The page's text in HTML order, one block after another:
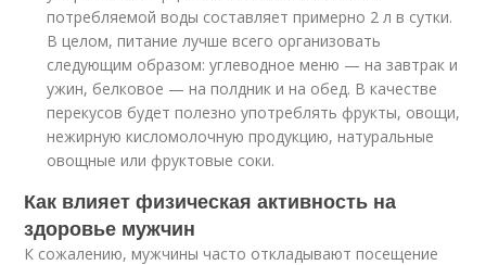
потребляемой воды составляет примерно 2 л в сутки.
В целом, питание лучше всего организовать
следующим образом: углеводное меню — на завтрак и
ужин, белковое — на полдник и на обед. В качестве
перекусов будет полезно употреблять фрукты, овощи,
нежирную кисломолочную продукцию, натуральные
овощные или фруктовые соки.
Как влияет физическая активность на
здоровье мужчин
К сожалению, мужчины часто откладывают посещение